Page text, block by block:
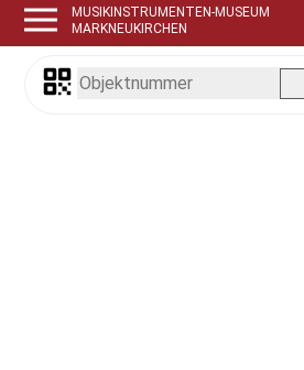
MUSIKINSTRUMENTEN-MUSEUM
MARKNEUKIRCHEN